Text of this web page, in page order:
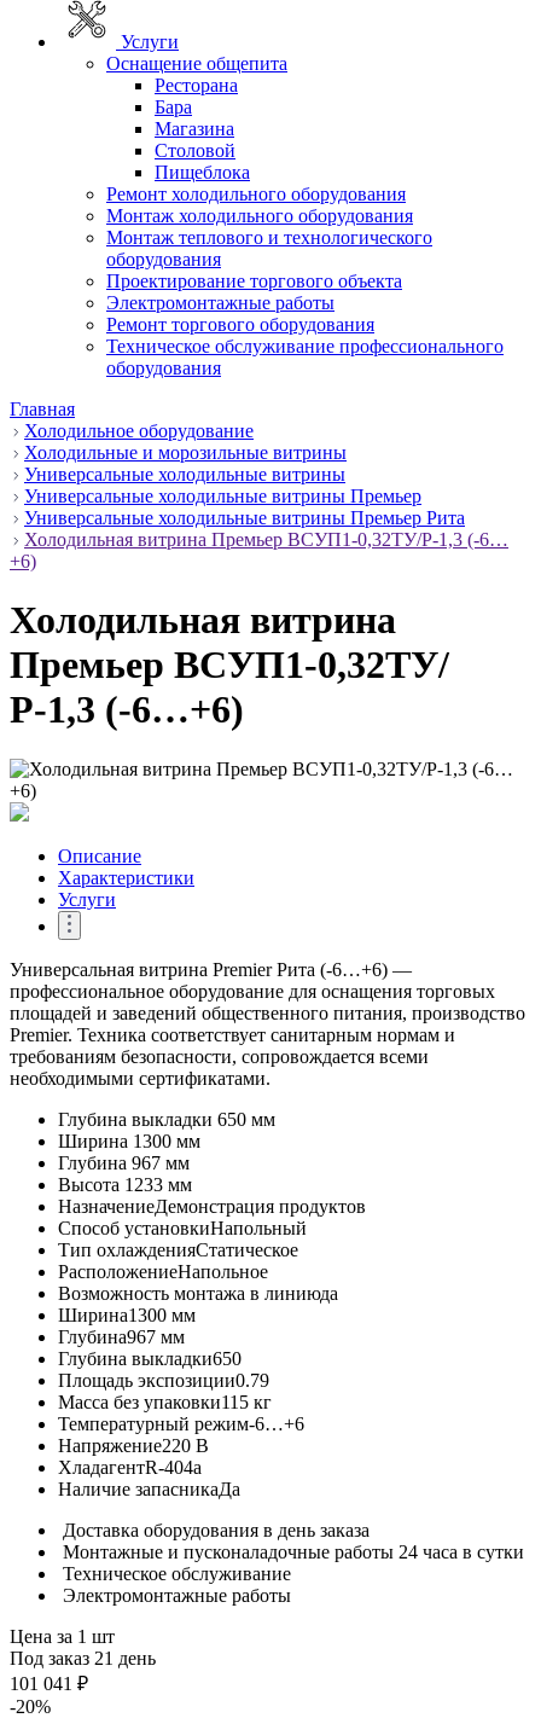
Услуги
Оснащение общепита
Ресторана
Бара
Магазина
Столовой
Пищеблока
Ремонт холодильного оборудования
Монтаж холодильного оборудования
Монтаж теплового и технологического
оборудования
Проектирование торгового объекта
Электромонтажные работы
Ремонт торгового оборудования
Техническое обслуживание профессионального
оборудования
Главная
Холодильное оборудование
Холодильные и морозильные витрины
Универсальные холодильные витрины
Универсальные холодильные витрины Премьер
Универсальные холодильные витрины Премьер Рита
Холодильная витрина Премьер ВСУП1-0,32ТУ/Р-1,3 (-6…
+6)
Холодильная витрина
Премьер ВСУП1-0,32ТУ/
Р-1,3 (-6…+6)
Описание
Характеристики
Услуги
Универсальная витрина Premier Рита (-6…+6) —
профессиональное оборудование для оснащения торговых
площадей и заведений общественного питания, производство
Premier. Техника соответствует санитарным нормам и
требованиям безопасности, сопровождается всеми
необходимыми сертификатами.
Глубина выкладки 650 мм
Ширина 1300 мм
Глубина 967 мм
Высота 1233 мм
НазначениеДемонстрация продуктов
Способ установкиНапольный
Тип охлажденияСтатическое
РасположениеНапольное
Возможность монтажа в линиюда
Ширина1300 мм
Глубина967 мм
Глубина выкладки650
Площадь экспозиции0.79
Масса без упаковки115 кг
Температурный режим-6…+6
Напряжение220 В
ХладагентR-404a
Наличие запасникаДа
Доставка оборудования в день заказа
Монтажные и пусконаладочные работы 24 часа в сутки
Техническое обслуживание
Электромонтажные работы
Цена за 1 шт
Под заказ 21 день
101 041 ₽
-20%